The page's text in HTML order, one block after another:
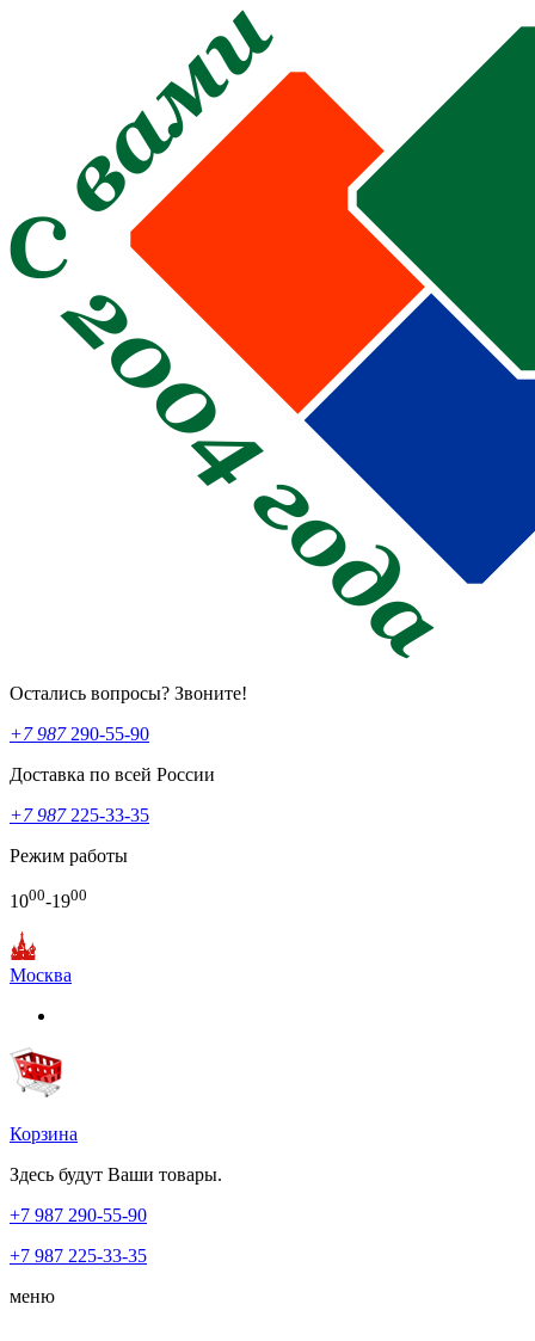
Остались вопросы? Звоните!
+7 987290-55-90
Доставка по всей России
+7 987225-33-35
Режим работы
1000-1900
Москва
Корзина
Здесь будут Ваши товары.
+7 987 290-55-90
+7 987 225-33-35
меню